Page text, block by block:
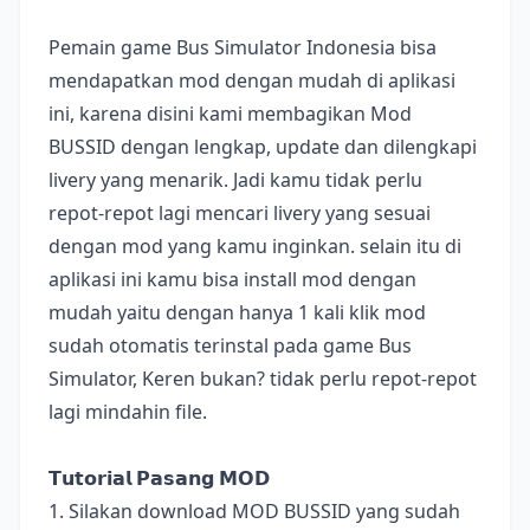
Pemain game Bus Simulator Indonesia bisa
mendapatkan mod dengan mudah di aplikasi
ini, karena disini kami membagikan Mod
BUSSID dengan lengkap, update dan dilengkapi
livery yang menarik. Jadi kamu tidak perlu
repot-repot lagi mencari livery yang sesuai
dengan mod yang kamu inginkan. selain itu di
aplikasi ini kamu bisa install mod dengan
mudah yaitu dengan hanya 1 kali klik mod
sudah otomatis terinstal pada game Bus
Simulator, Keren bukan? tidak perlu repot-repot
lagi mindahin file.
𝗧𝘂𝘁𝗼𝗿𝗶𝗮𝗹 𝗣𝗮𝘀𝗮𝗻𝗴 𝗠𝗢𝗗
1. Silakan download MOD BUSSID yang sudah